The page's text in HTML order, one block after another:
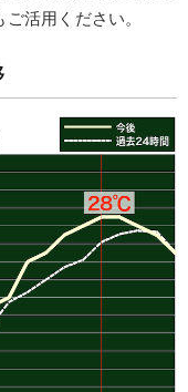
活用ください。